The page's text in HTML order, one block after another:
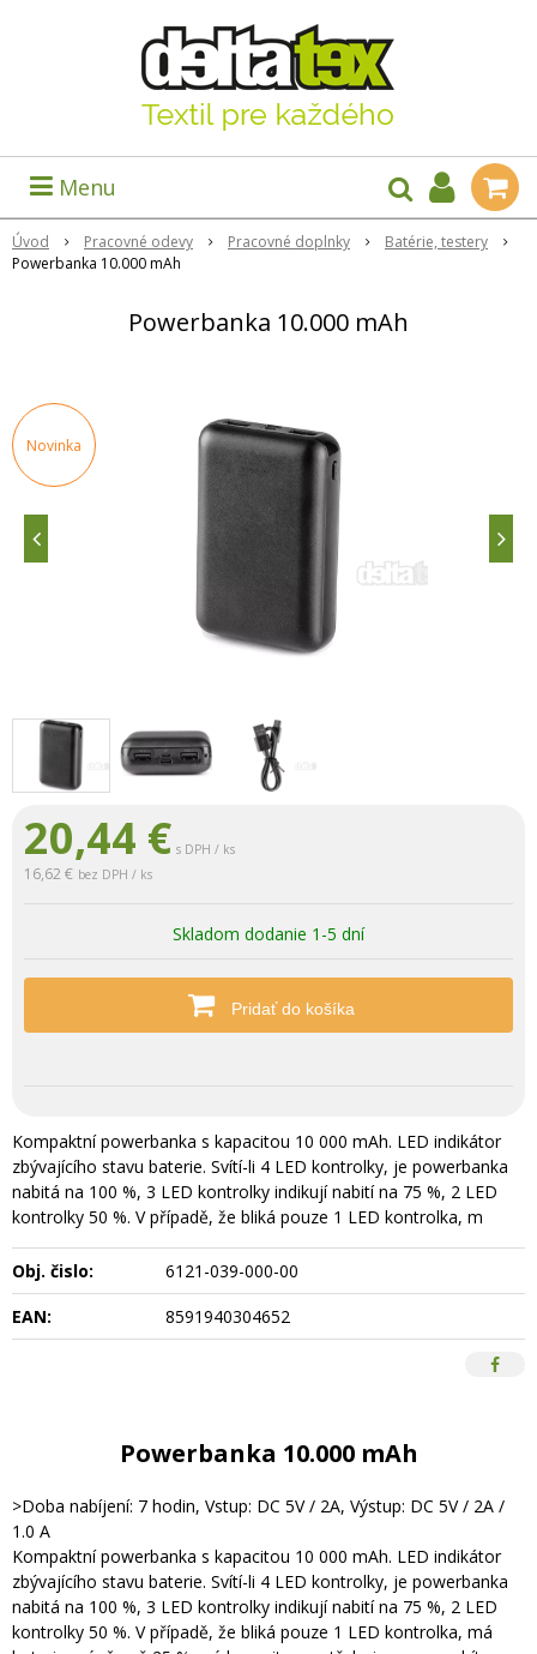
Menu
Úvod Pracovné odevy Pracovné doplnky
Batérie, testery
Powerbanka 10.000 mAh
Powerbanka 10.000 mAh
Novinka
20,44 € s DPH / ks
16,62 € bez DPH / ks
Skladom dodanie 1-5 dní
Pridať do košíka
Kompaktní powerbanka s kapacitou 10 000 mAh. LED indikátor
zbývajícího stavu baterie. Svítí-li 4 LED kontrolky, je powerbanka
nabitá na 100 %, 3 LED kontrolky indikují nabití na 75 %, 2 LED
kontrolky 50 %. V případě, že bliká pouze 1 LED kontrolka, m
Obj. čislo:
6121-039-000-00
EAN:
8591940304652
Powerbanka 10.000 mAh
>Doba nabíjení: 7 hodin, Vstup: DC 5V / 2A, Výstup: DC 5V / 2A /
1.0 A
Kompaktní powerbanka s kapacitou 10 000 mAh. LED indikátor
zbývajícího stavu baterie. Svítí-li 4 LED kontrolky, je powerbanka
nabitá na 100 %, 3 LED kontrolky indikují nabití na 75 %, 2 LED
kontrolky 50 %. V případě, že bliká pouze 1 LED kontrolka, má